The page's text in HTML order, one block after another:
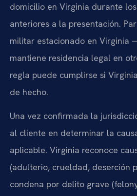
domicilio en Virginia durante
anteriores a la presentación.
militar estacionado en Virginia
mantiene residencia legal en
regla puede cumplirse si
de hecho.
Una vez confirmada la
al cliente en determinar la
aplicable. Virginia reconoce
(adulterio, crueldad, deserción
condena por delito grave